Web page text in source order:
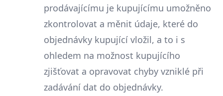
prodávajícímu je kupujícímu umožněno
zkontrolovat a měnit údaje, které do
objednávky kupující vložil, a to i s
ohledem na možnost kupujícího
zjišťovat a opravovat chyby vzniklé při
zadávání dat do objednávky.